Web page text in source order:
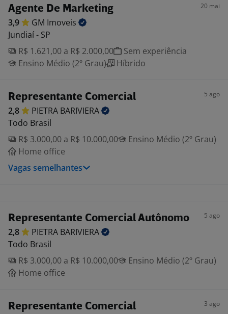
Agente De Marketing 20 mai
3,9 GM Imoveis
Jundiaí - SP
R$ 1.621,00 a R$ 2.000,00
Sem experiência
Ensino Médio (2º Grau)
Híbrido
Representante Comercial 5 ago
2,8 PIETRA BARIVIERA
Todo Brasil
R$ 3.000,00 a R$ 10.000,00
Ensino Médio (2º Grau)
Home office
Vagas semelhantes
Representante Comercial Autônomo 5 ago
2,8 PIETRA BARIVIERA
Todo Brasil
R$ 3.000,00 a R$ 10.000,00
Ensino Médio (2º Grau)
Home office
Representante Comercial 3 ago